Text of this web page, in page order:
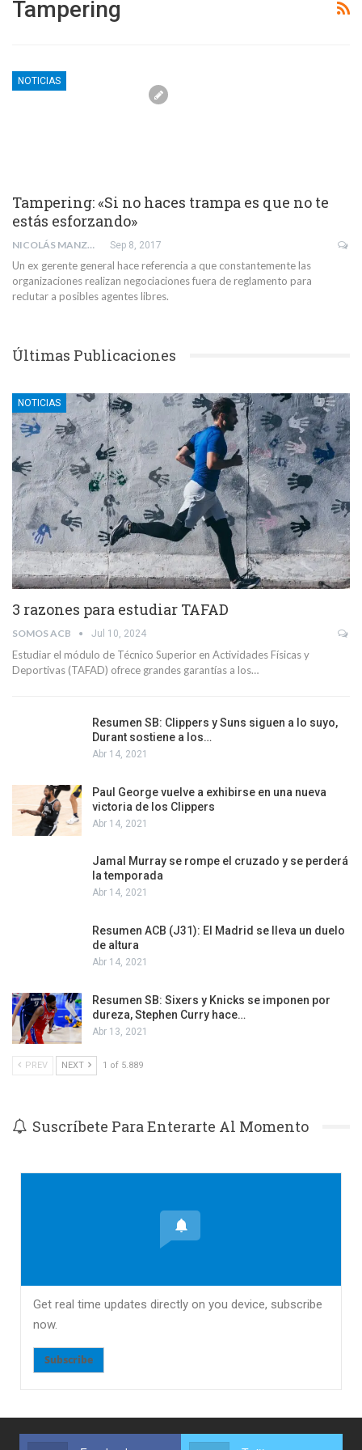
Tampering
NOTICIAS
Tampering: «Si no haces trampa es que no te
estás esforzando»
NICOLÁS MANZOTTI Sep 8, 2017
Un ex gerente general hace referencia a que constantemente las
organizaciones realizan negociaciones fuera de reglamento para
reclutar a posibles agentes libres.
Últimas Publicaciones
NOTICIAS
3 razones para estudiar TAFAD
SOMOS ACB Jul 10, 2024
Estudiar el módulo de Técnico Superior en Actividades Físicas y
Deportivas (TAFAD) ofrece grandes garantías a los…
Resumen SB: Clippers y Suns siguen a lo suyo,
Durant sostiene a los…
Abr 14, 2021
Paul George vuelve a exhibirse en una nueva
victoria de los Clippers
Abr 14, 2021
Jamal Murray se rompe el cruzado y se perderá
la temporada
Abr 14, 2021
Resumen ACB (J31): El Madrid se lleva un duelo
de altura
Abr 14, 2021
Resumen SB: Sixers y Knicks se imponen por
dureza, Stephen Curry hace…
Abr 13, 2021
PREV NEXT 1 of 5.889
Suscríbete Para Enterarte Al Momento
Get real time updates directly on you device, subscribe
now.
Subscribe